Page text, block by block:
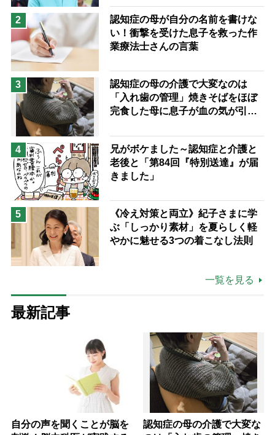
予防法
2
認知症の母が自分の名前を書けな
い！衝撃を受けた息子を救った作
業療法士さんの言葉
3
認知症の母の介護で大変なのは
「入れ歯の管理」焼きそばをほぼ
完食した母に息子が血の気が引い
4
兄がボケました～認知症と介護と
老後と「第84回『特別送達』が届
きました」
5
《冷え対策と両立》紀子さまに学
ぶ「しっかり素材」を夏らしく軽
やかに魅せる3つの着こなし法則
一覧を見る
最新記事
自分の声を聞くことが脳を
認知症の母の介護で大変な